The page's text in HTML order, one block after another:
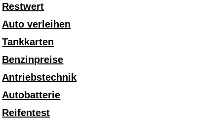
Restwert
Auto verleihen
Tankkarten
Benzinpreise
Antriebstechnik
Autobatterie
Reifentest